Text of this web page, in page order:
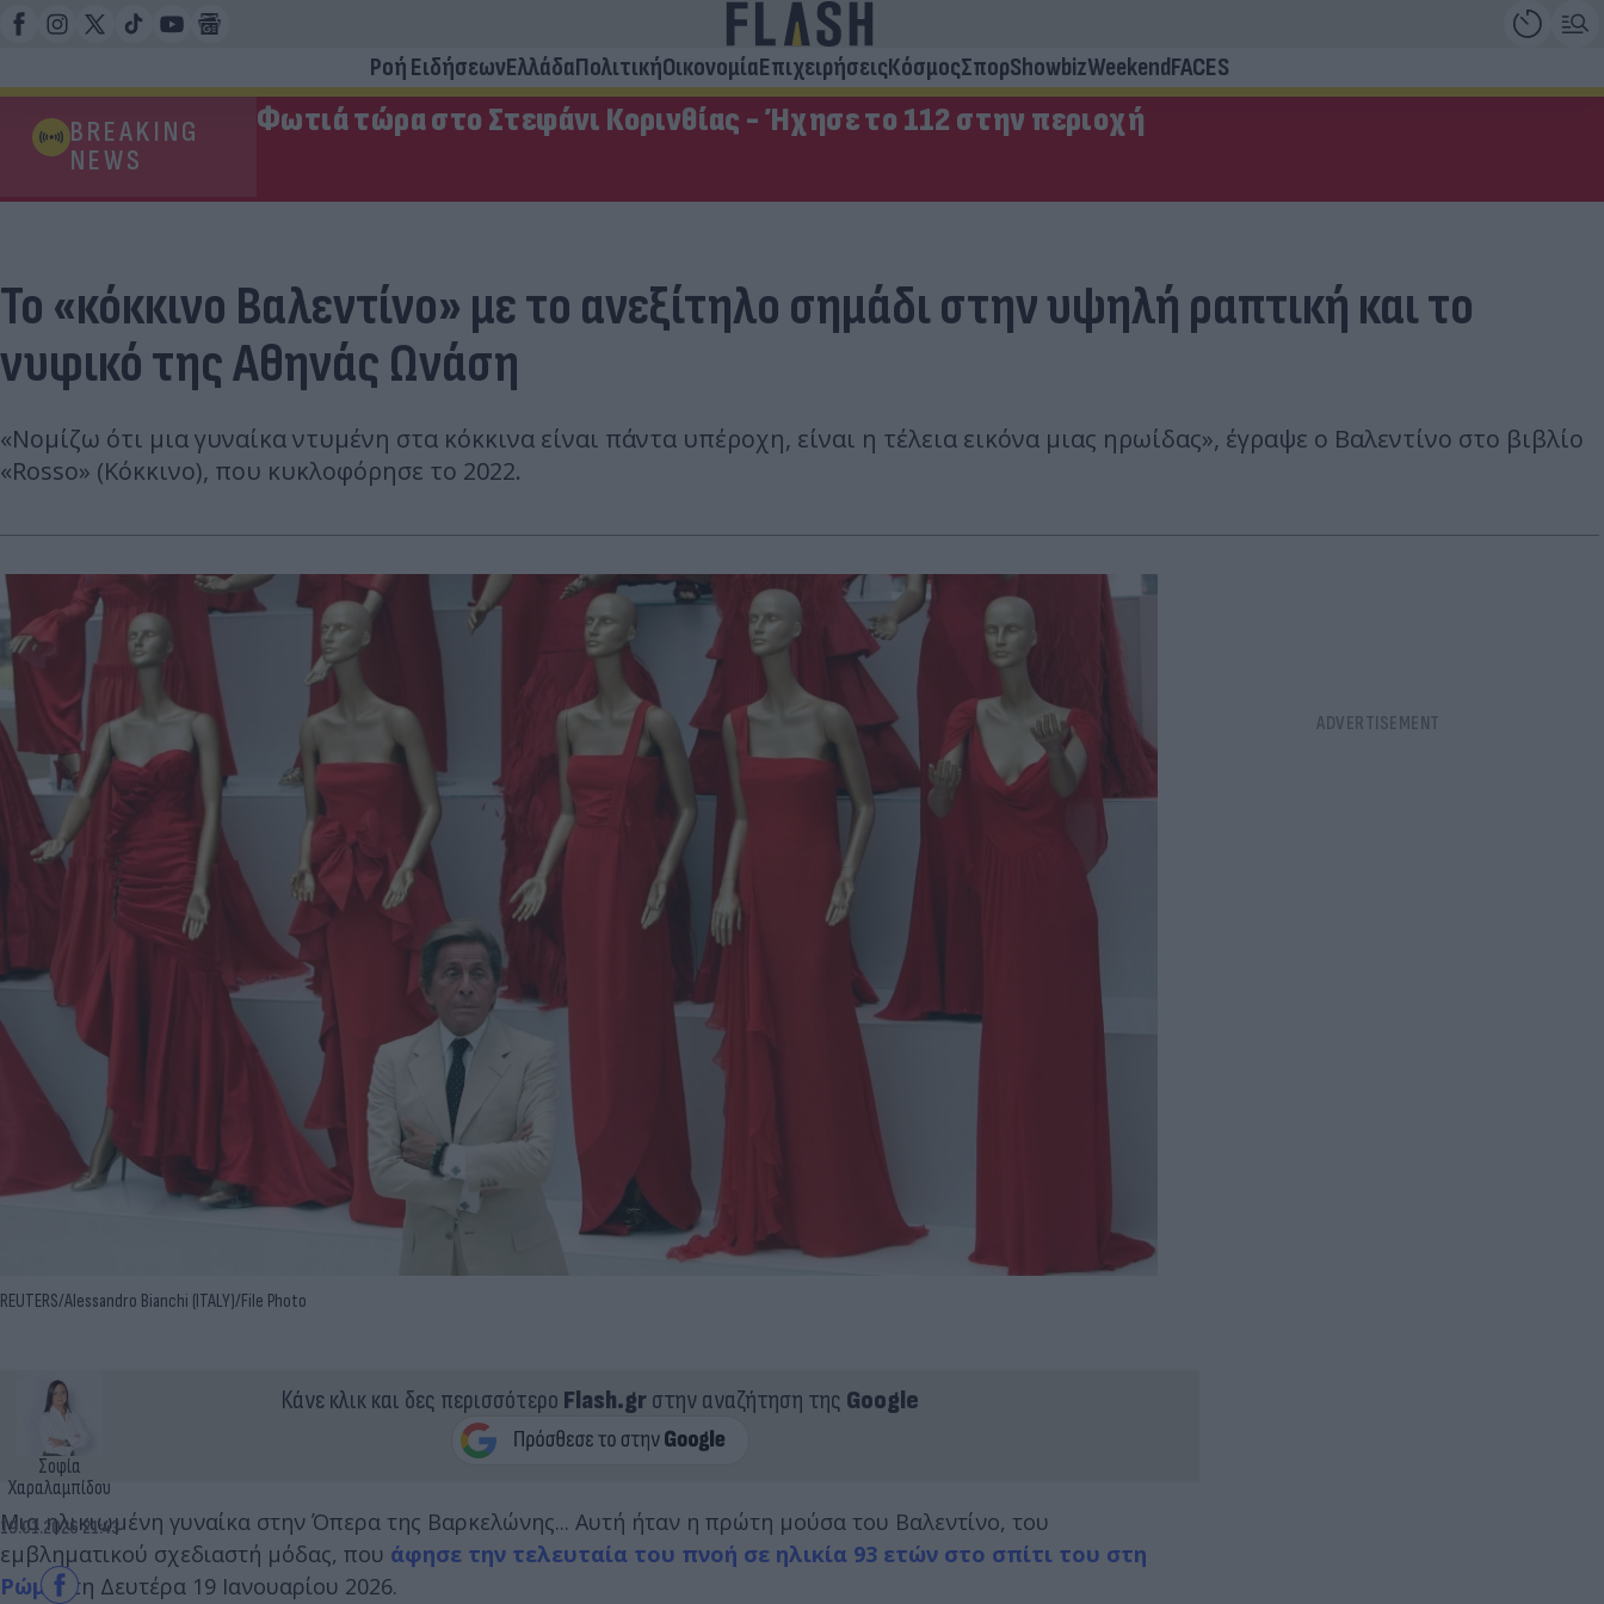
Ροή ΕιδήσεωνΕλλάδαΠολιτικήΟικονομίαΕπιχειρήσειςΚόσμοςΣπορShowbizWeekendFACES
BREAKING
NEWS
Φωτιά τώρα στο Στεφάνι Κορινθίας - Ήχησε το 112 στην περιοχή
Το «κόκκινο Βαλεντίνο» με το ανεξίτηλο σημάδι στην υψηλή ραπτική και το
νυφικό της Αθηνάς Ωνάση
«Νομίζω ότι μια γυναίκα ντυμένη στα κόκκινα είναι πάντα υπέροχη, είναι η τέλεια εικόνα μιας ηρωίδας», έγραψε ο Βαλεντίνο στο βιβλίο
«Rosso» (Κόκκινο), που κυκλοφόρησε το 2022.
REUTERS/Alessandro Bianchi (ITALY)/File Photo
Σοφία
Χαραλαμπίδου
19.01.2026 21:43
Κάνε κλικ και δες περισσότερο Flash.grστην αναζήτηση της Google
Μια ηλικιωμένη γυναίκα στην Όπερα της Βαρκελώνης... Αυτή ήταν η πρώτη μούσα του Βαλεντίνο, του
εμβληματικού σχεδιαστή μόδας, που άφησε την τελευταία του πνοή σε ηλικία 93 ετών στο σπίτι του στη
Ρώμη, τη Δευτέρα 19 Ιανουαρίου 2026.